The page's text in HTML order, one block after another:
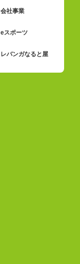
会社事業
eスポーツ
レバンガなると屋